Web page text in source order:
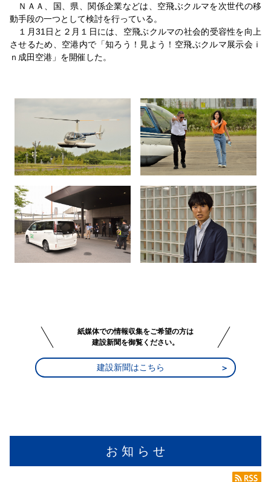
お 知 ら せ
ＮＡＡ、国、県、関係企業などは、空飛ぶクルマを次世代の移
動手段の一つとして検討を行っている。
１月31日と２月１日には、空飛ぶクルマの社会的受容性を向上
させるため、空港内で「知ろう！見よう！空飛ぶクルマ展示会ｉ
ｎ成田空港」を開催した。
紙媒体での情報収集をご希望の方は
建設新聞を御覧ください。
建設新聞はこちら